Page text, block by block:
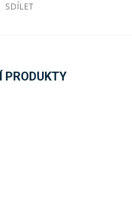
SDÍLET
PRODUKTY